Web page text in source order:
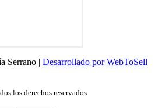
Serrano | Desarrollado por WebToSell
los derechos reservados